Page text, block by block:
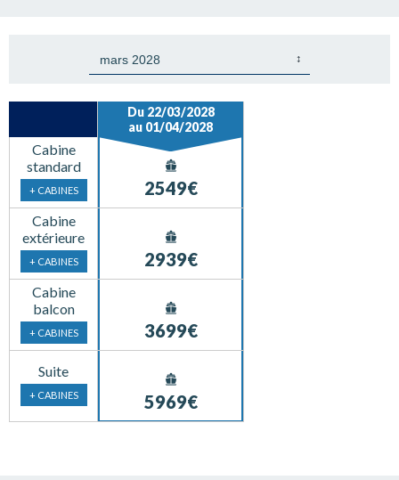
Cabine
standard
+ CABINES
Cabine
extérieure
+ CABINES
Cabine
balcon
+ CABINES
Suite
+ CABINES
Du 22/03/2028
au 01/04/2028
2549€
2939€
3699€
5969€